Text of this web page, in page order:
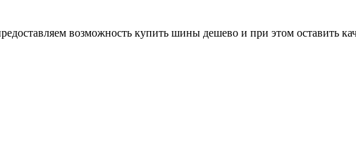
возможность купить шины дешево и при этом оставить